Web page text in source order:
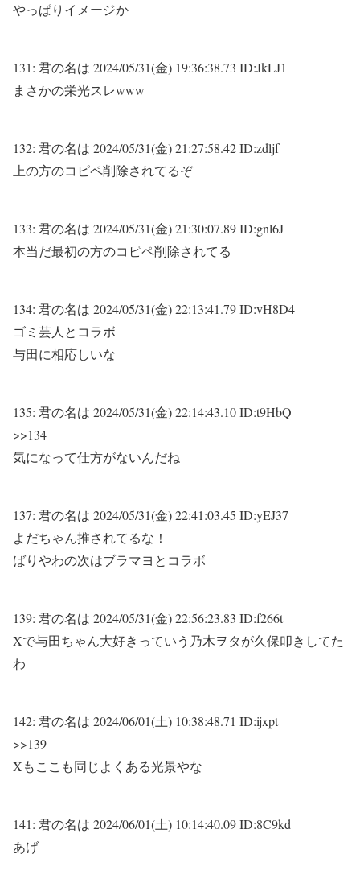
やっぱりイメージか
131: 君の名は 2024/05/31(金) 19:36:38.73 ID:JkLJ1
まさかの栄光スレwww
132: 君の名は 2024/05/31(金) 21:27:58.42 ID:zdljf
上の方のコピペ削除されてるぞ
133: 君の名は 2024/05/31(金) 21:30:07.89 ID:gnl6J
本当だ最初の方のコピペ削除されてる
134: 君の名は 2024/05/31(金) 22:13:41.79 ID:vH8D4
ゴミ芸人とコラボ
与田に相応しいな
135: 君の名は 2024/05/31(金) 22:14:43.10 ID:t9HbQ
>>134
気になって仕方がないんだね
137: 君の名は 2024/05/31(金) 22:41:03.45 ID:yEJ37
よだちゃん推されてるな！
ばりやわの次はブラマヨとコラボ
139: 君の名は 2024/05/31(金) 22:56:23.83 ID:f266t
Xで与田ちゃん大好きっていう乃木ヲタが久保叩きしてた
わ
142: 君の名は 2024/06/01(土) 10:38:48.71 ID:ijxpt
>>139
Xもここも同じよくある光景やな
141: 君の名は 2024/06/01(土) 10:14:40.09 ID:8C9kd
あげ